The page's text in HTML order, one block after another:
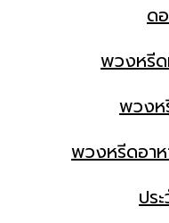
ด
พวงหรีด
พวงห
พวงหรีดอา
ปร